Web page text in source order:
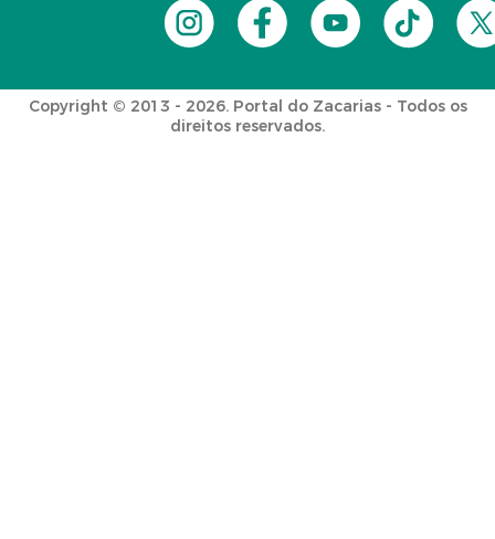
Copyright © 2013 - 2026. Portal do Zacarias - Todos os
direitos reservados.